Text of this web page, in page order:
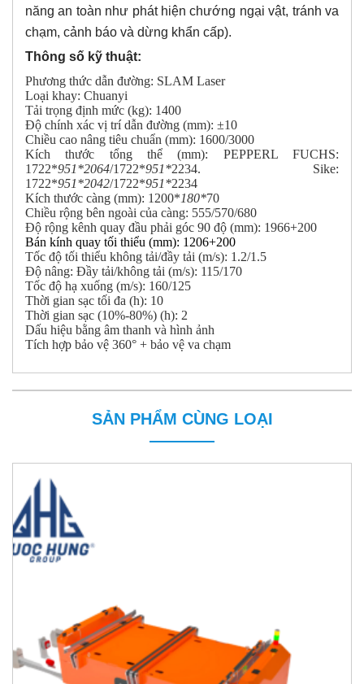
năng an toàn như phát hiện chướng ngại vật, tránh va
chạm, cảnh báo và dừng khẩn cấp).
Thông số kỹ thuật:
Phương thức dẫn đường: SLAM Laser
Loại khay: Chuanyi
Tải trọng định mức (kg): 1400
Độ chính xác vị trí dẫn đường (mm): ±10
Chiều cao nâng tiêu chuẩn (mm): 1600/3000
Kích thước tổng thể (mm): PEPPERL FUCHS:
1722*951*2064/1722*951*2234. Sike:
1722*951*2042/1722*951*2234
Kích thước càng (mm): 1200*180*70
Chiều rộng bên ngoài của càng: 555/570/680
Độ rộng kênh quay đầu phải góc 90 độ (mm): 1966+200
Bán kính quay tối thiểu (mm): 1206+200
Tốc độ tối thiểu không tải/đầy tải (m/s): 1.2/1.5
Độ nâng: Đầy tải/không tải (m/s): 115/170
Tốc độ hạ xuống (m/s): 160/125
Thời gian sạc tối đa (h): 10
Thời gian sạc (10%-80%) (h): 2
Dấu hiệu bằng âm thanh và hình ảnh
Tích hợp bảo vệ 360° + bảo vệ va chạm
SẢN PHẨM CÙNG LOẠI